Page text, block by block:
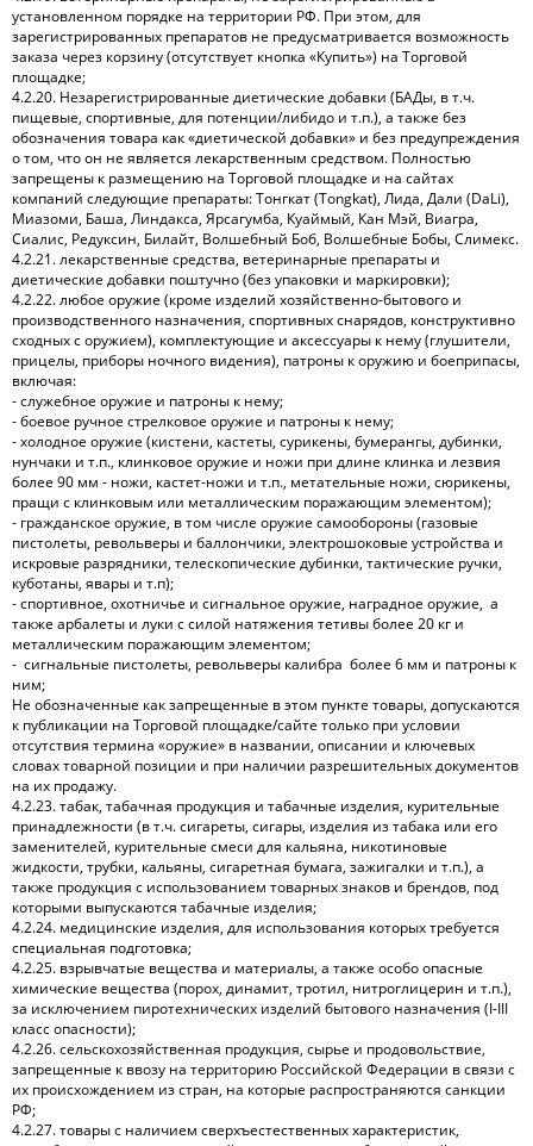
установленном порядке на территории РФ. При этом, для
зарегистрированных препаратов не предусматривается возможность
заказа через корзину (отсутствует кнопка «Купить») на Торговой
площадке;
4.2.20. Незарегистрированные диетические добавки (БАДы, в т.ч.
пищевые, спортивные, для потенции/либидо и т.п.), а также без
обозначения товара как «диетической добавки» и без предупреждения
о том, что он не является лекарственным средством. Полностью
запрещены к размещению на Торговой площадке и на сайтах
компаний следующие препараты: Тонгкат (Tongkat), Лида, Дали (DaLi),
Миазоми, Баша, Линдакса, Ярсагумба, Куаймый, Кан Мэй, Виагра,
Сиалис, Редуксин, Билайт, Волшебный Боб, Волшебные Бобы, Слимекс.
4.2.21. лекарственные средства, ветеринарные препараты и
диетические добавки поштучно (без упаковки и маркировки);
4.2.22. любое оружие (кроме изделий хозяйственно-бытового и
производственного назначения, спортивных снарядов, конструктивно
сходных с оружием), комплектующие и аксессуары к нему (глушители,
прицелы, приборы ночного видения), патроны к оружию и боеприпасы,
включая:
- служебное оружие и патроны к нему;
- боевое ручное стрелковое оружие и патроны к нему;
- холодное оружие (кистени, кастеты, сурикены, бумерангы, дубинки,
нунчаки и т.п., клинковое оружие и ножи при длине клинка и лезвия
более 90 мм - ножи, кастет-ножи и т.п., метательные ножи, сюрикены,
пращи с клинковым или металлическим поражающим элементом);
- гражданское оружие, в том числе оружие самообороны (газовые
пистолеты, револьверы и баллончики, электрошоковые устройства и
искровые разрядники, телескопические дубинки, тактические ручки,
куботаны, явары и т.п);
- спортивное, охотничье и сигнальное оружие, наградное оружие, а
также арбалеты и луки с силой натяжения тетивы более 20 кг и
металлическим поражающим элементом;
- сигнальные пистолеты, револьверы калибра более 6 мм и патроны к
ним;
Не обозначенные как запрещенные в этом пункте товары, допускаются
к публикации на Торговой площадке/сайте только при условии
отсутствия термина «оружие» в названии, описании и ключевых
словах товарной позиции и при наличии разрешительных документов
на их продажу.
4.2.23. табак, табачная продукция и табачные изделия, курительные
принадлежности (в т.ч. сигареты, сигары, изделия из табака или его
заменителей, курительные смеси для кальяна, никотиновые
жидкости, трубки, кальяны, сигаретная бумага, зажигалки и т.п.), а
также продукция с использованием товарных знаков и брендов, под
которыми выпускаются табачные изделия;
4.2.24. медицинские изделия, для использования которых требуется
специальная подготовка;
4.2.25. взрывчатые вещества и материалы, а также особо опасные
химические вещества (порох, динамит, тротил, нитроглицерин и т.п.),
за исключением пиротехнических изделий бытового назначения (І-ІІІ
класс опасности);
4.2.26. сельскохозяйственная продукция, сырье и продовольствие,
запрещенные к ввозу на территорию Российской Федерации в связи с
их происхождением из стран, на которые распространяются санкции
РФ;
4.2.27. товары с наличием сверхъестественных характеристик,